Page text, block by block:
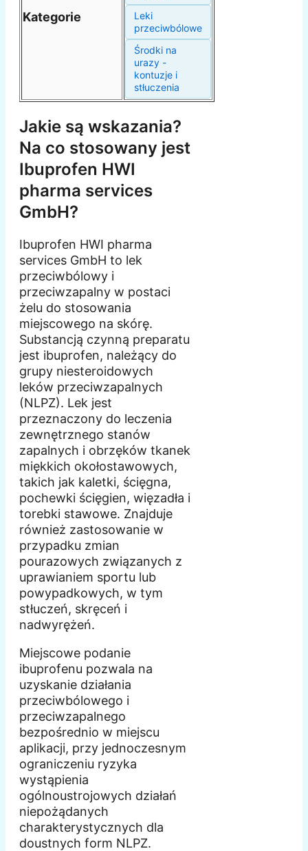
Kategorie
Leki
przeciwbólowe
Środki na
urazy -
kontuzje i
stłuczenia
Jakie są wskazania?
Na co stosowany jest
Ibuprofen HWI
pharma services
GmbH?
Ibuprofen HWI pharma
services GmbH to lek
przeciwbólowy i
przeciwzapalny w postaci
żelu do stosowania
miejscowego na skórę.
Substancją czynną preparatu
jest ibuprofen, należący do
grupy niesteroidowych
leków przeciwzapalnych
(NLPZ). Lek jest
przeznaczony do leczenia
zewnętrznego stanów
zapalnych i obrzęków tkanek
miękkich okołostawowych,
takich jak kaletki, ścięgna,
pochewki ścięgien, więzadła i
torebki stawowe. Znajduje
również zastosowanie w
przypadku zmian
pourazowych związanych z
uprawianiem sportu lub
powypadkowych, w tym
stłuczeń, skręceń i
nadwyrężeń.
Miejscowe podanie
ibuprofenu pozwala na
uzyskanie działania
przeciwbólowego i
przeciwzapalnego
bezpośrednio w miejscu
aplikacji, przy jednoczesnym
ograniczeniu ryzyka
wystąpienia
ogólnoustrojowych działań
niepożądanych
charakterystycznych dla
doustnych form NLPZ.